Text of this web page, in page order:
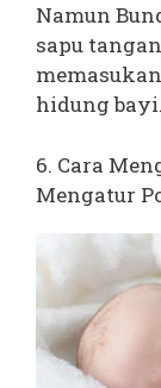
Namun
sapu
hidung bayi.
6. Cara
Mengatur